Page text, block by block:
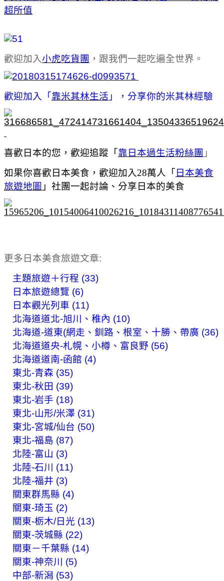
超所值
歡迎加入小虎吃貨團 ，跟我們一起吃遍全世界。
歡迎加入「 靠米其林生活 」，分享你的米其林經驗
喜歡日本的您，歡迎追蹤「 靠日本過生活粉絲團 」
如果你喜歡日本美食，歡迎加入28萬人「 日本美食
旅遊地圖 」社團一起討論、分享日本的美食
更多日本美食旅遊文章:
主題旅遊＋行程 (33)
日本旅遊總覽 (6)
日本觀光列車 (11)
北海道道北-旭川、稚內 (10)
北海道-道東(網走、釧路、根室、十勝、帶廣 (36)
北海道道央-札幌、小樽、富良野 (56)
北海道道南-函館 (4)
東北-青森 (35)
東北-秋田 (39)
東北-岩手 (18)
東北-山形/米澤 (31)
東北-宮城/仙台 (50)
東北-福島 (87)
北陸-富山 (3)
北陸-石川 (11)
北陸-福井 (3)
關東群馬縣 (4)
關東-琦玉 (2)
關東-栃木/日光 (13)
關東-茨城縣 (22)
關東－千葉縣 (14)
關東-神奈川 (5)
中部-新潟 (53)